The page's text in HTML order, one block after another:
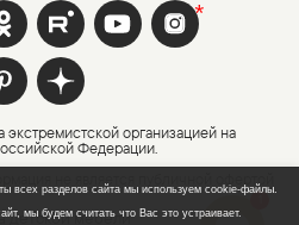
организацией на
Федерации.
детской мебели
всех разделов сайта мы используем cookie-файлы.
мы будем считать что Вас это устраивает.